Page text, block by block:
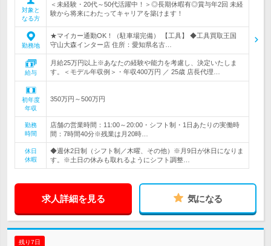
対象と
なる方
＜未経験・20代～50代活躍中！＞◎長期休暇有◎賞与年2回 未経
験から将来にわたってキャリアを築けます！
勤務地
★マイカー通勤OK！（駐車場完備） 【工具】 ◆工具買取王国
守山大森インター店 住所：愛知県名古…
給与
月給25万円以上※あなたの経験や能力を考慮し、決定いたしま
す。＜モデル年収例＞・年収400万円 ／ 25歳 店長代理…
初年度
年収
350万円～500万円
勤務
時間
店舗の営業時間：11:00～20:00・シフト制・1日あたりの実働時
間：7時間40分※残業は月20時…
休日
休暇
◆週休2日制（シフト制／木曜、その他）※月9日が休日になりま
す。※土日の休みも取れるようにシフト調整…
求人詳細を見る 気になる
残り7日